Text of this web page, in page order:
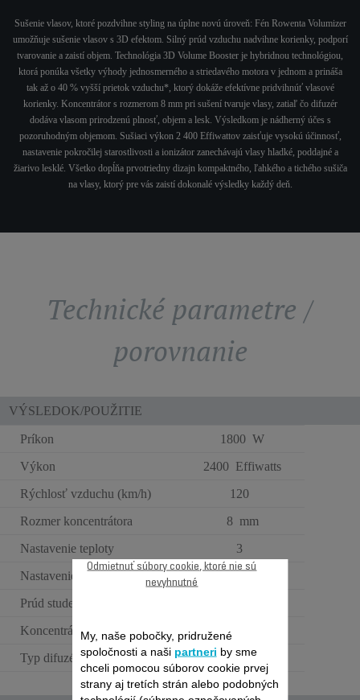
Sušenie vlasov, ktoré pozdvihne styling na úplne novú úroveň: Fén Rowenta Volumizer
umožňuje sušenie vlasov s 3D efektom. Silný prúd vzduchu nadvihne korienky, podporí
tvarovanie a zaistí objem. Technológia 3D Volume Booster je hybridnou technológiou,
ktorá ponúka všetky výhody jednosmerného a striedavého motora v jednom a prináša
tak až o 40 % vyšší prietok vzduchu*, ktorý dokáže efektívne pridvihnúť vlasové
korienky. Koncentrátor s rozmerom 8 mm pri sušení tvaruje vlasy, zatiaľ čo difuzér
dodáva vlasom prirodzenú plnosť, objem a lesk. Výsledkom je nádherný účes s
pozoruhodným objemom. Sušiaci výkon 2 400 Effiwattov zaisťuje vysokú účinnosť,
nastavenie pokročilej starostlivosti a ionizátor zanechávajú vlasy hladké, poddajné a
žiarivo lesklé. Všetko dopĺňa prvotriedny dizajn kompaktného, ľahkého a tichého sušiča
na vlasy, ktorý pre vás zaistí dokonalé výsledky každý deň.
Technické parametre /
porovnanie
VÝSLEDOK/POUŽITIE
Príkon
1800 W
Výkon
2400 Effiwatts
Rýchlosť vzduchu (km/h)
120
Rozmer koncentrátora
8 mm
Nastavenie teploty
3
Nastavenie rýchlosti
2
Prúd studeného vzduchu
Koncentrátor
Typ difuzéru
Štandardný
My, naše pobočky, pridružené
spoločnosti a naši partneri by sme
chceli pomocou súborov cookie prvej
strany aj tretích strán alebo podobných
Odmietnuť súbory cookie, ktoré nie sú
nevyhnutné